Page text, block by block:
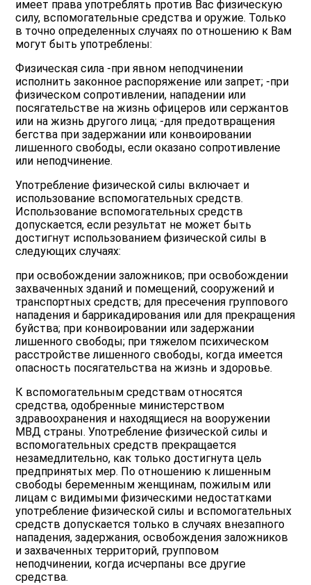
имеет права употреблять против Вас физическую
силу, вспомогательные средства и оружие. Только
в точно определенных случаях по отношению к Вам
могут быть употреблены:
Физическая сила -при явном неподчинении
исполнить законное распоряжение или запрет; -при
физическом сопротивлении, нападении или
посягательстве на жизнь офицеров или сержантов
или на жизнь другого лица; -для предотвращения
бегства при задержании или конвоировании
лишенного свободы, если оказано сопротивление
или неподчинение.
Употребление физической силы включает и
использование вспомогательных средств.
Использование вспомогательных средств
допускается, если результат не может быть
достигнут использованием физической силы в
следующих случаях:
при освобождении заложников; при освобождении
захваченных зданий и помещений, сооружений и
транспортных средств; для пресечения группового
нападения и баррикадирования или для прекращения
буйства; при конвоировании или задержании
лишенного свободы; при тяжелом психическом
расстройстве лишенного свободы, когда имеется
опасность посягательства на жизнь и здоровье.
К вспомогательным средствам относятся
средства, одобренные министерством
здравоохранения и находящиеся на вооружении
МВД страны. Употребление физической силы и
вспомогательных средств прекращается
незамедлительно, как только достигнута цель
предпринятых мер. По отношению к лишенным
свободы беременным женщинам, пожилым или
лицам с видимыми физическими недостатками
употребление физической силы и вспомогательных
средств допускается только в случаях внезапного
нападения, задержания, освобождения заложников
и захваченных территорий, групповом
неподчинении, когда исчерпаны все другие
средства.